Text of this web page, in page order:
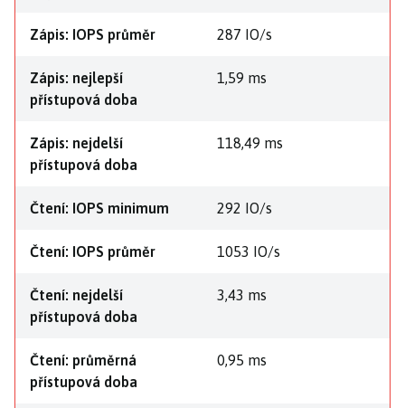
Zápis: IOPS průměr 287 IO/s
Zápis: nejlepší
přístupová doba
1,59 ms
Zápis: nejdelší
přístupová doba
118,49 ms
Čtení: IOPS minimum 292 IO/s
Čtení: IOPS průměr 1053 IO/s
Čtení: nejdelší
přístupová doba
3,43 ms
Čtení: průměrná
přístupová doba
0,95 ms